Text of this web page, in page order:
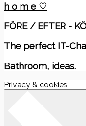
h o m e ♡
FÖRE / EFTER -
The perfect IT-
Bathroom, ideas.
Privacy & cookies